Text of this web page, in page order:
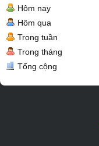
Hôm nay
Hôm qua
Trong tuần
Trong tháng
Tổng cộng